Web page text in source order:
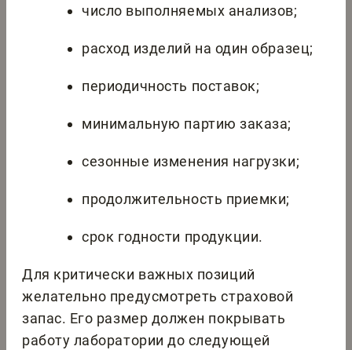
число выполняемых анализов;
расход изделий на один образец;
периодичность поставок;
минимальную партию заказа;
сезонные изменения нагрузки;
продолжительность приемки;
срок годности продукции.
Для критически важных позиций
желательно предусмотреть страховой
запас. Его размер должен покрывать
работу лаборатории до следующей